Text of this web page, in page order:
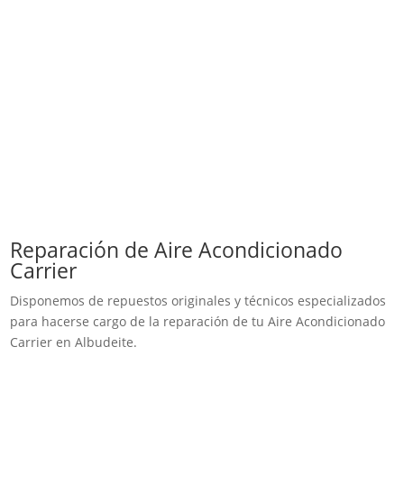
Reparación de Aire Acondicionado
Carrier
Disponemos de repuestos originales y técnicos especializados
para hacerse cargo de la reparación de tu Aire Acondicionado
Carrier en Albudeite.